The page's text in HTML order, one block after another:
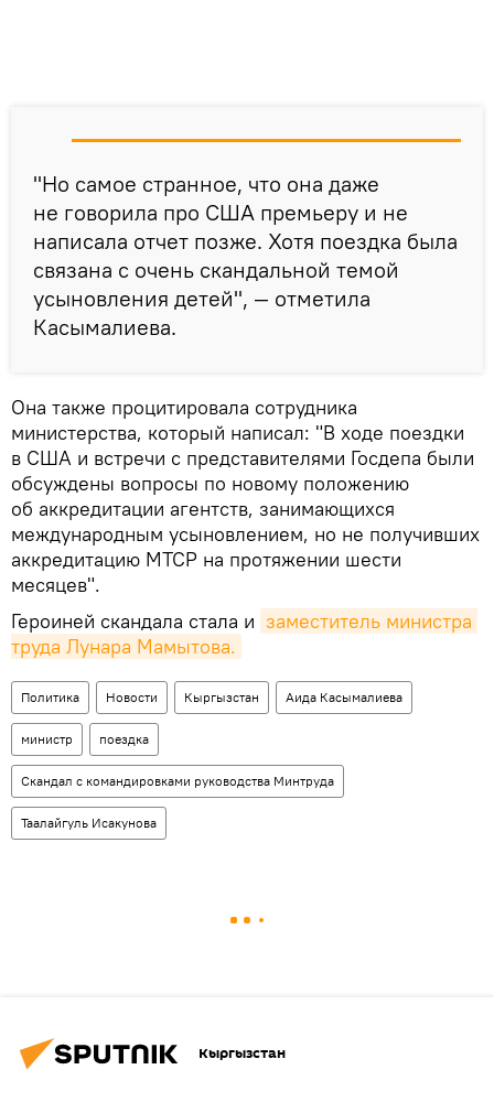
"Но самое странное, что она даже
не говорила про США премьеру и не
написала отчет позже. Хотя поездка была
связана с очень скандальной темой
усыновления детей", — отметила
Касымалиева.
Она также процитировала сотрудника
министерства, который написал: "В ходе поездки
в США и встречи с представителями Госдепа были
обсуждены вопросы по новому положению
об аккредитации агентств, занимающихся
международным усыновлением, но не получивших
аккредитацию МТСР на протяжении шести
месяцев".
Героиней скандала стала и заместитель министра
труда Лунара Мамытова.
Политика Новости Кыргызстан Аида Касымалиева
министр поездка
Скандал с командировками руководства Минтруда
Таалайгуль Исакунова
Кыргызстан